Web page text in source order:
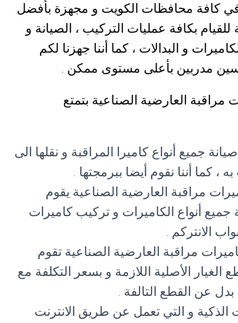
كافة محافظات الكويت و مجهزة بأفضل
للقيام بكافة عمليات التركيب ، الصيانة و
و البدالات ، كما أننا جهزنا لكم
مدربين بأعلى مستوى ممكن .
العارضية الصناعية بتمتع
جميع أنواع كاميرا المراقبة و نقلها الى
، كما أننا نقوم أيضا ببرمجتها .
مراقبة العارضية الصناعية يقوم
جميع أنواع الكاميرات و تركيب كاميرات
الانتركم .
مراقبة العارضية الصناعية تقوم
الغيار الأصلية اللازمة و بسعر التكلفة مع
بدل عن القطع التالفة .
الذكية و التي تعمل عن طريق الانترنت